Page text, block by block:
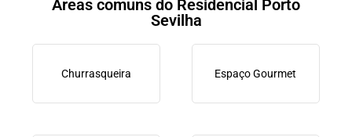
Areas comuns do Residencial Porto
Sevilha
Churrasqueira Espaço Gourmet